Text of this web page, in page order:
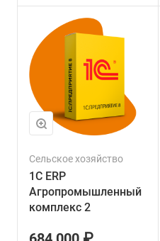
Сельское хозяйство
1С ERP
Агропромышленный
комплекс 2